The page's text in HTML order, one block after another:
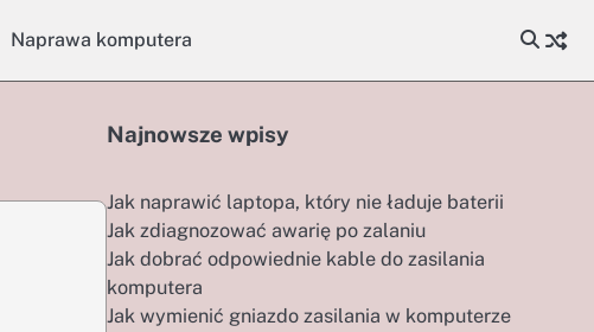
Naprawa komputera
Najnowsze wpisy
Jak naprawić laptopa, który nie ładuje baterii
Jak zdiagnozować awarię po zalaniu
Jak dobrać odpowiednie kable do zasilania
komputera
Jak wymienić gniazdo zasilania w komputerze